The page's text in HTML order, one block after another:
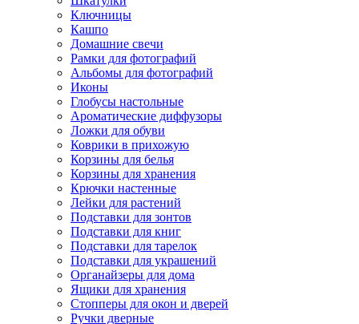
Ключницы
Кашпо
Домашние свечи
Рамки для фотографий
Альбомы для фотографий
Иконы
Глобусы настольные
Ароматические диффузоры
Ложки для обуви
Коврики в прихожую
Корзины для белья
Корзины для хранения
Крючки настенные
Лейки для растений
Подставки для зонтов
Подставки для книг
Подставки для тарелок
Подставки для украшений
Органайзеры для дома
Ящики для хранения
Стопперы для окон и дверей
Ручки дверные